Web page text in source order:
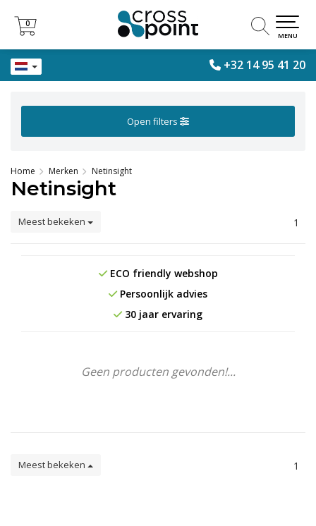
+32 14 95 41 20
0
0
MENU
Open filters
Home Merken Netinsight
Netinsight
Meest bekeken 1
ECO friendly webshop
Persoonlijk advies
30 jaar ervaring
Geen producten gevonden!...
Meest bekeken 1